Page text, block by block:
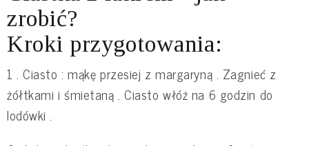
zrobić?
Kroki przygotowania:
1 . Ciasto : mąkę przesiej z margaryną . Zagnieć z
żółtkami i śmietaną . Ciasto włóż na 6 godzin do
lodówki .